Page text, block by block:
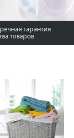
гарантия
товаров